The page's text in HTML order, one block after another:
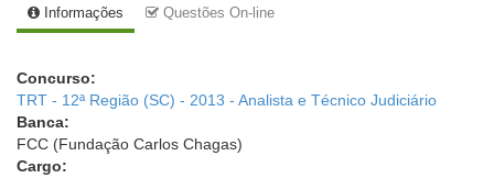
Informações Questões On-line
Concurso:
TRT - 12ª Região (SC) - 2013 - Analista e Técnico Judiciário
Banca:
FCC (Fundação Carlos Chagas)
Cargo: